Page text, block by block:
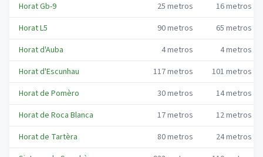
Horat Gb-9
25 metros 16metros
Horat L5
90metros 65 metros
Horat d'Auba
4metros 4metros
Horat d'Escunhau
117metros 101 metros
Horat de Pomèro
30metros 14metros
Horat de Roca Blanca
17metros 12metros
Horat de Tartèra
80metros 24metros